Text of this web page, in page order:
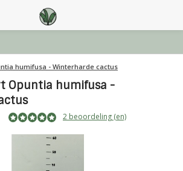
humifusa - Winterharde cactus
Opuntia humifusa -
2 beoordeling (en)